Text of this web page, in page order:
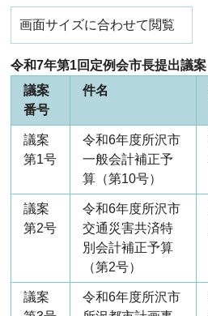
画面サイズに合わせて閲覧
令和7年第1回定例会市長提出議案
議案
番号
件名
議案
第1号
令和6年度所沢市
一般会計補正予
算（第10号）
議案
第2号
令和6年度所沢市
交通災害共済特
別会計補正予算
（第2号）
議案
令和6年度所沢市